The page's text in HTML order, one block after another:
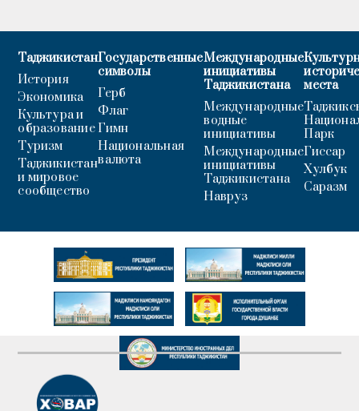
Таджикистан
История
Экономика
Культура и
образование
Туризм
Таджикистан
и мировое
сообщество
Государственные
символы
Герб
Флаг
Гимн
Национальная
валюта
Международные
инициативы
Таджикистана
Международные
водные
инициативы
Международные
инициативы
Таджикистана
Навруз
места
Парк
Гиссар
Хулбук
Саразм